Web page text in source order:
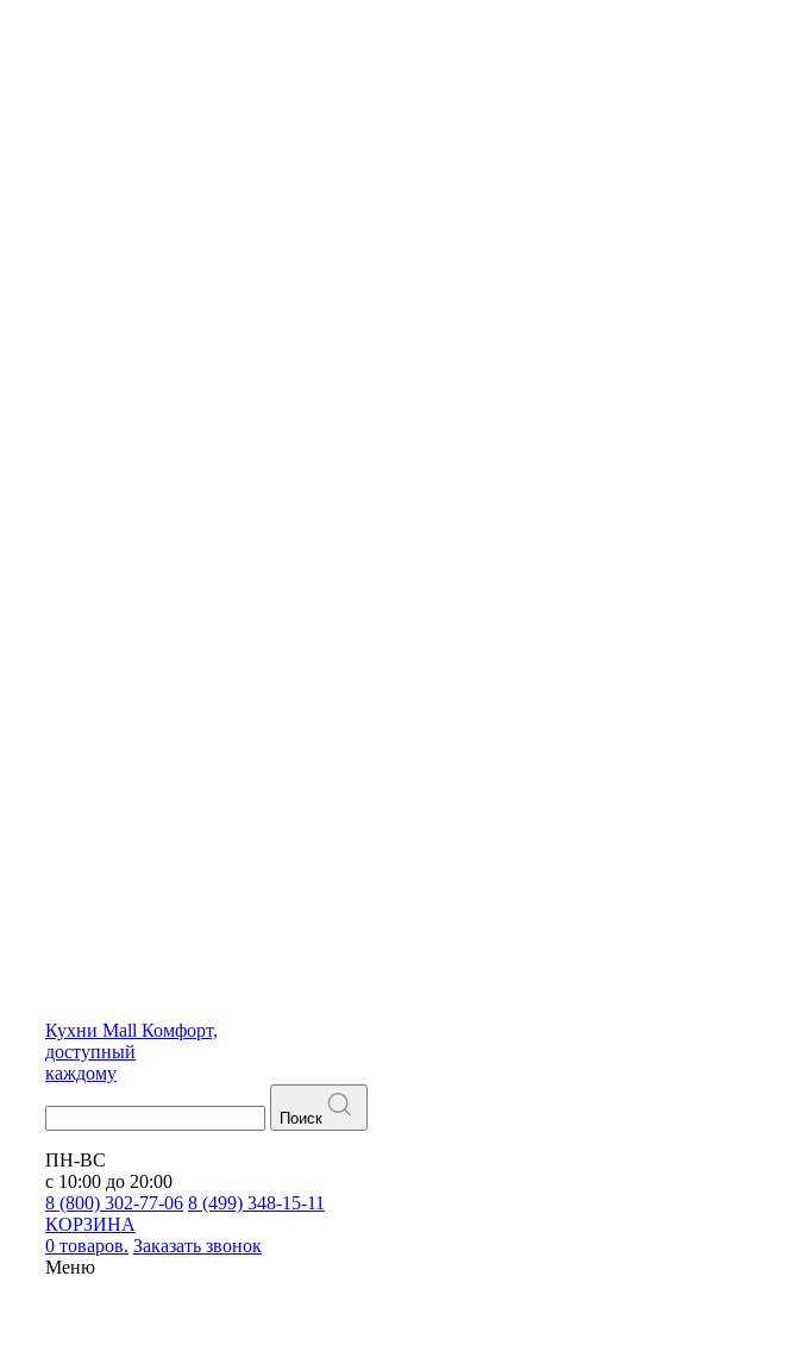
Кухни Mall Комфорт,
доступный
каждому
Поиск
ПН-ВС
с 10:00 до 20:00
8 (800) 302-77-06 8 (499) 348-15-11
КОРЗИНА
0 товаров. Заказать звонок
Меню